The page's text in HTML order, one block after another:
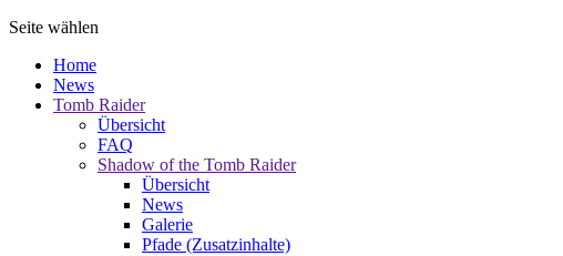
Seite wählen
Home
News
Tomb Raider
Übersicht
FAQ
Shadow of the Tomb Raider
Übersicht
News
Galerie
Pfade (Zusatzinhalte)